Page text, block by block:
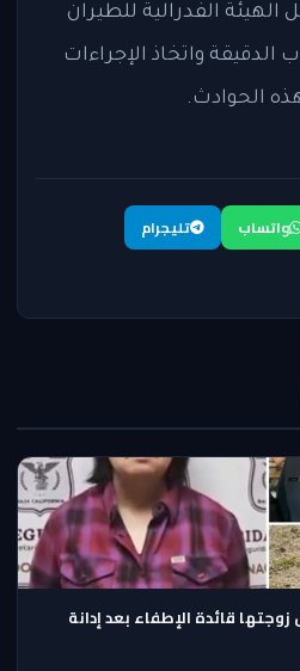
الهيئة الفدرالية للطيران
الدقيقة واتخاذ الإجراءات
الحوادث.
واتساب
تليجرام
قائدة الإطفاء بعد إدانة